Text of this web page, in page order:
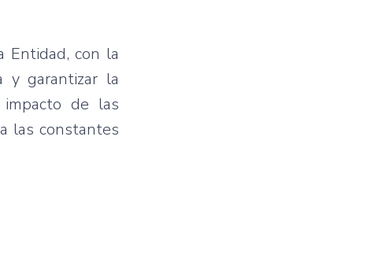
Entidad, con la
y garantizar la
de las
las constantes